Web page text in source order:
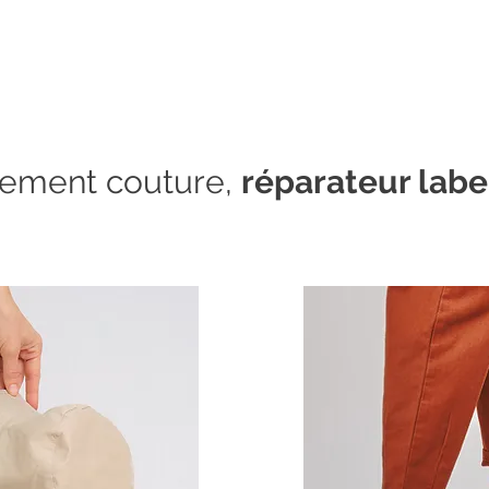
couture, réparateur